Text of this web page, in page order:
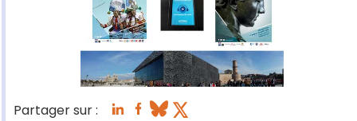
Partager sur :